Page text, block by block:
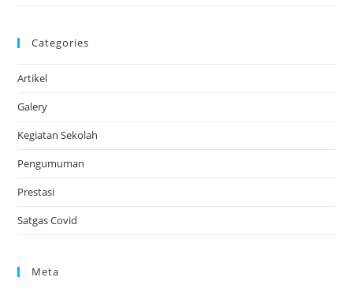
Categories
Artikel
Galery
Kegiatan Sekolah
Pengumuman
Prestasi
Satgas Covid
Meta